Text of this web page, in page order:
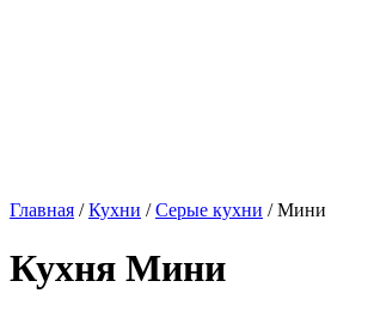
Главная /Кухни /Серые кухни / Мини
Кухня Мини